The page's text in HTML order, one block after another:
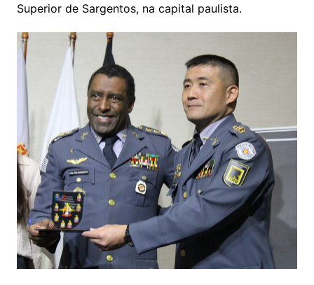
Superior de Sargentos, na capital paulista.